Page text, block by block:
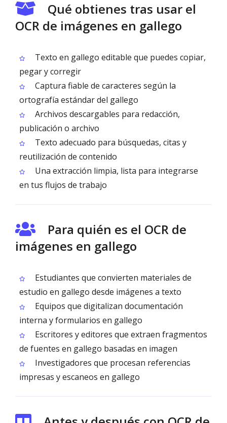
Qué obtienes tras usar el
OCR de imágenes en gallego
Texto en gallego editable que puedes copiar,
pegar y corregir
Captura fiable de caracteres según la
ortografía estándar del gallego
Archivos descargables para redacción,
publicación o archivo
Texto adecuado para búsquedas, citas y
reutilización de contenido
Una extracción limpia, lista para integrarse
en tus flujos de trabajo
Para quién es el OCR de
imágenes en gallego
Estudiantes que convierten materiales de
estudio en gallego desde imágenes a texto
Equipos que digitalizan documentación
interna y formularios en gallego
Escritores y editores que extraen fragmentos
de fuentes en gallego basadas en imagen
Investigadores que procesan referencias
impresas y escaneos en gallego